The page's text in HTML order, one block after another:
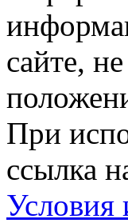
сайте,
При
ссылка
Условия